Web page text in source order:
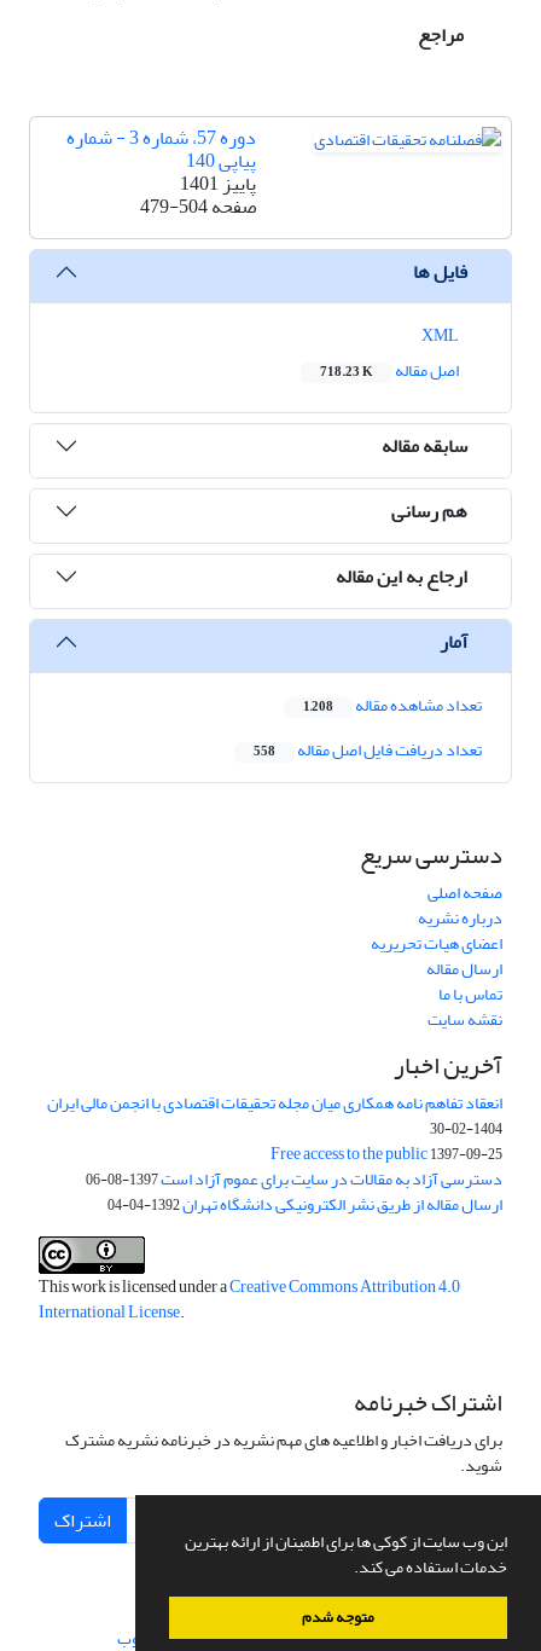
این وب سایت از کوکی ها برای اطمینان از ارائه بهترین
خدمات استفاده می کند.
متوجه شدم
مراجع
دوره 57، شماره 3 - شماره
پیاپی 140
پاییز 1401
صفحه479-504
فایل ها
اصل مقاله
718.23 K
سابقه مقاله
هم رسانی
ارجاع به این مقاله
آمار
تعداد مشاهده مقاله 1,208
تعداد دریافت فایل اصل مقاله 558
دسترسی سریع
صفحه اصلی
درباره نشریه
اعضای هیات تحریریه
ارسال مقاله
تماس با ما
نقشه سایت
آخرین اخبار
انعقاد تفاهم نامه همکاری میان مجله تحقیقات اقتصادی با انجمن مالی ایران
1404-02-30
Free access to the public1397-09-25
دسترسی آزاد به مقالات در سایت برای عموم آزاد است1397-08-06
ارسال مقاله از طریق نشر الکترونیکی دانشگاه تهران1392-04-04
This work is licensed under aCreative Commons Attribution 4.0
International License.
اشتراک خبرنامه
برای دریافت اخبار و اطلاعیه های مهم نشریه در خبرنامه نشریه مشترک
شوید.
اشتراک
سامانه مدیریت نشریات علمی.طراحی و پیاده سازی از سیناوب